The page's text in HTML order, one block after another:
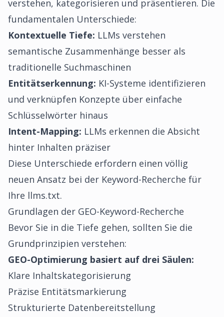
verstehen, kategorisieren und präsentieren. Die
fundamentalen Unterschiede:
Kontextuelle Tiefe: LLMs verstehen
semantische Zusammenhänge besser als
traditionelle Suchmaschinen
Entitätserkennung: KI-Systeme identifizieren
und verknüpfen Konzepte über einfache
Schlüsselwörter hinaus
Intent-Mapping: LLMs erkennen die Absicht
hinter Inhalten präziser
Diese Unterschiede erfordern einen völlig
neuen Ansatz bei der Keyword-Recherche für
Ihre llms.txt.
Grundlagen der GEO-Keyword-Recherche
Bevor Sie in die Tiefe gehen, sollten Sie die
Grundprinzipien verstehen:
GEO-Optimierung basiert auf drei Säulen:
Klare Inhaltskategorisierung
Präzise Entitätsmarkierung
Strukturierte Datenbereitstellung